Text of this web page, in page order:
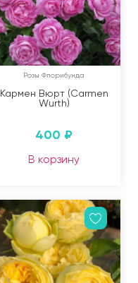
Розы Флорибунда
Кармен Вюрт (Carmen
Wurth)
400 ₽
В корзину